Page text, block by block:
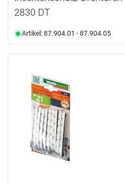
2830 DT
Artikel: 87.904.01 - 87.904.05